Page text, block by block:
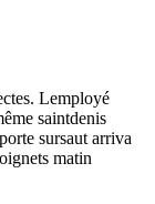
Lemployé
saintdenis
sursaut arriva
matin